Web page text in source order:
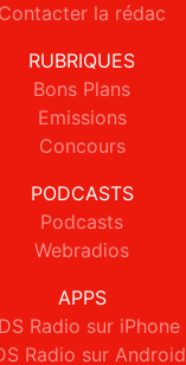
Contacter la rédac
RUBRIQUES
Bons Plans
Emissions
Concours
PODCASTS
Podcasts
Webradios
APPS
Radio sur iPhone
Radio sur Android